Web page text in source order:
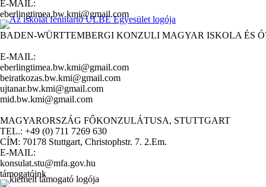
E-MAIL:
eberlingtimea.bw.kmi@gmail.com
BADEN-WÜRTTEMBERGI KONZULI MAGYAR ISKOLA ÉS
E-MAIL:
eberlingtimea.bw.kmi@gmail.com
beiratkozas.bw.kmi@gmail.com
ujtanar.bw.kmi@gmail.com
mid.bw.kmi@gmail.com
MAGYARORSZÁG FŐKONZULÁTUSA, STUTTGART
TEL.: +49 (0) 711 7269 630
CÍM: 70178 Stuttgart, Christophstr. 7. 2.Em.
E-MAIL:
konsulat.stu@mfa.gov.hu
támogatóink